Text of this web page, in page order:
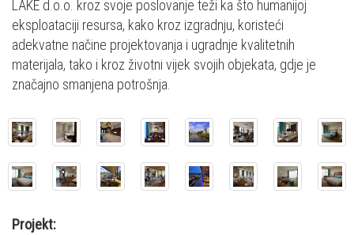
LAKE d.o.o. kroz svoje poslovanje teži ka što humanijoj
eksploataciji resursa, kako kroz izgradnju, koristeći
adekvatne načine projektovanja i ugradnje kvalitetnih
materijala, tako i kroz životni vijek svojih objekata, gdje je
značajno smanjena potrošnja.
Projekt: